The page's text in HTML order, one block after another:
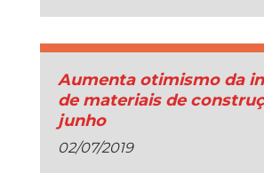
Aumenta otimismo da
de materiais de
junho
02/07/2019